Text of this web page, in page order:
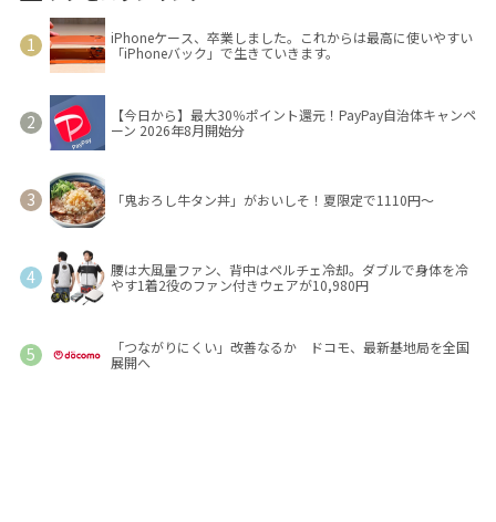
iPhoneケース、卒業しました。これからは最高に使いやすい
「iPhoneバック」で生きていきます。
【今日から】最大30％ポイント還元！PayPay自治体キャンペ
ーン 2026年8月開始分
「鬼おろし牛タン丼」がおいしそ！夏限定で1110円～
腰は大風量ファン、背中はペルチェ冷却。ダブルで身体を冷
やす1着2役のファン付きウェアが10,980円
「つながりにくい」改善なるか ドコモ、最新基地局を全国
展開へ